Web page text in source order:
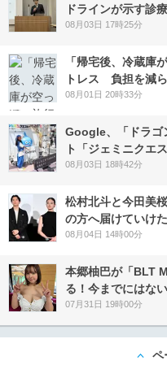
ドラインが示す診
08月03日 17時25分
「帰宅後、冷蔵庫
トレス 負担を減
08月01日 20時33分
Google、「ドラゴ
ト「ジェミニクエ
08月03日 18時42分
松村北斗と今田美
の方へ届けていけた
08月04日 14時00分
本郷柚巴が「BLT
る！今までにはな
07月31日 19時00分
ペ